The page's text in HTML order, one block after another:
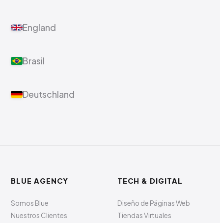
England
Brasil
Deutschland
BLUE AGENCY
Somos Blue
Nuestros Clientes
TECH & DIGITAL
Diseño de Páginas Web
Tiendas Virtuales